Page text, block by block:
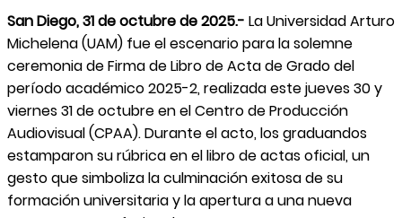
San Diego, 31 de octubre de 2025.- La Universidad Arturo
Michelena (UAM) fue el escenario para la solemne
ceremonia de Firma de Libro de Acta de Grado del
período académico 2025-2, realizada este jueves 30 y
viernes 31 de octubre en el Centro de Producción
Audiovisual (CPAA). Durante el acto, los graduandos
estamparon su rúbrica en el libro de actas oficial, un
gesto que simboliza la culminación exitosa de su
formación universitaria y la apertura a una nueva